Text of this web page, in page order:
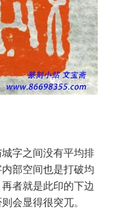
字之间没有平均排
部空间也是打破均
者就是此印的下边
会显得很突兀。